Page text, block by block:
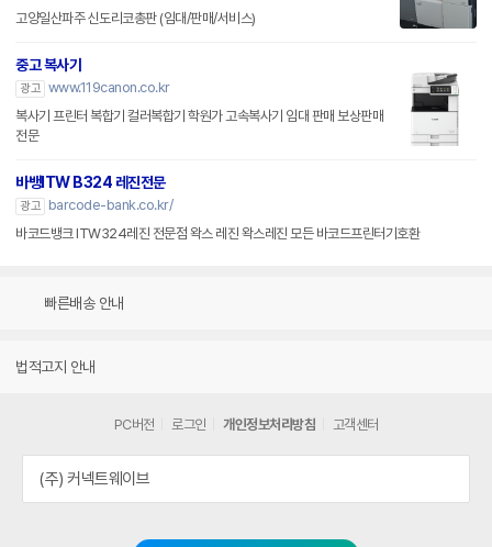
고양일산파주 신도리코총판 (임대/판매/서비스)
중고 복사기
광고 www.119canon.co.kr
복사기 프린터 복합기 컬러복합기 학원가 고속복사기 임대 판매 보상판매
전문
바뱅ITW B324 레진전문
광고
barcode-bank.co.kr/
바코드뱅크 ITW324레진 전문점 왁스 레진 왁스레진 모든 바코드프린터기호환
빠른배송 안내
법적고지 안내
PC버전 로그인 개인정보처리방침 고객센터
(주) 커넥트웨이브